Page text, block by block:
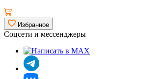
Избранное
Соцсети и мессенджеры